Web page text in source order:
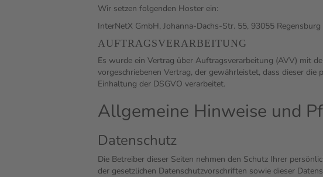
Wir setzen folgenden Hoster ein:
InterNetX GmbH, Johanna-Dachs-Str. 55, 93055 Regensburg
AUFTRAGSVERARBEITUNG
Es wurde ein Vertrag über Auftragsverarbeitung (AVV) mit
vorgeschriebenen Vertrag, der gewährleistet, dass dieser
Einhaltung der DSGVO verarbeitet.
Allgemeine Hinweise und
Datenschutz
Die Betreiber dieser Seiten nehmen den Schutz Ihrer
der gesetzlichen Datenschutzvorschriften sowie dieser